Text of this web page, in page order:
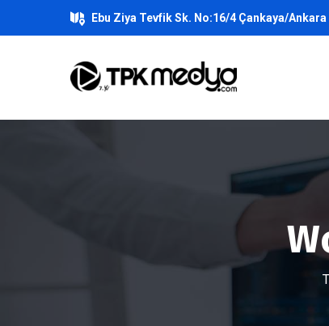
Ebu Ziya Tevfik Sk. No:16/4 Çankaya/Ankara